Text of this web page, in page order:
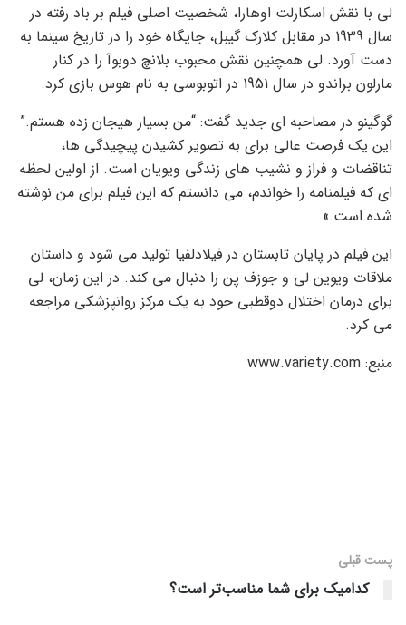
لی با نقش اسکارلت اوهارا، شخصیت اصلی فیلم بر باد رفته در
سال 1939 در مقابل کلارک گیبل، جایگاه خود را در تاریخ سینما به
دست آورد. لی همچنین نقش محبوب بلانچ دوبوآ را در کنار
مارلون براندو در سال 1951 در اتوبوسی به نام هوس بازی کرد.
گوگینو در مصاحبه ای جدید گفت: “من بسیار هیجان زده هستم.”
این یک فرصت عالی برای به تصویر کشیدن پیچیدگی ها،
تناقضات و فراز و نشیب های زندگی ویویان است. از اولین لحظه
ای که فیلمنامه را خواندم، می دانستم که این فیلم برای من نوشته
شده است.»
این فیلم در پایان تابستان در فیلادلفیا تولید می شود و داستان
ملاقات ویوین لی و جوزف پن را دنبال می کند. در این زمان، لی
برای درمان اختلال دوقطبی خود به یک مرکز روانپزشکی مراجعه
می کرد.
منبع: www.variety.com
پست قبلی
کدامیک برای شما مناسب‌تر است؟